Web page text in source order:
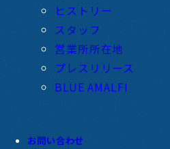
ヒストリー
スタッフ
営業所所在地
プレスリリース
BLUE AMALFI
お問い合わせ